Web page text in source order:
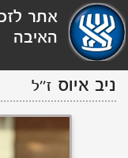
תפריט
נגישות
אתר
האיבה
ניב איוס ז''ל